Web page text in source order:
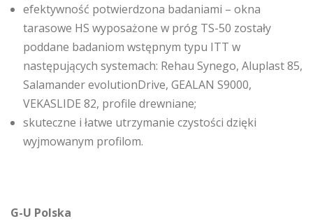
efektywność potwierdzona badaniami – okna
tarasowe HS wyposażone w próg TS-50 zostały
poddane badaniom wstępnym typu ITT w
następujących systemach: Rehau Synego, Aluplast 85,
Salamander evolutionDrive, GEALAN S9000,
VEKASLIDE 82, profile drewniane;
skuteczne i łatwe utrzymanie czystości dzięki
wyjmowanym profilom.
G-U Polska